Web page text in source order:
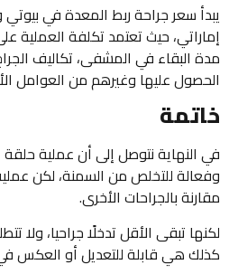
إماراتي، حيث تعتمد تكلفة العملية
مدة البقاء في المشفى، تكاليف
الحصول عليها وغيرهم من العوامل
خاتمة
في النهاية نتوصل إلى أن عملية حلقة
وفعالة للتخلص من السمنة، لكن
مقارنة بالجراحات الأخرى.
لكنها تبقى الأقل تدخلًا جراحيا، ولا
كذلك هي قابلة للتعديل أو العكس